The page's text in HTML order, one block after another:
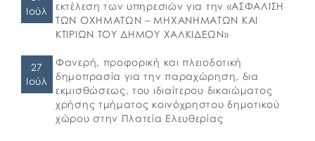
Ιούλ
εκτέλεση των υπηρεσιών για την «ΑΣΦΑΛΙΣΗ
ΤΩΝ ΟΧΗΜΑΤΩΝ – ΜΗΧΑΝΗΜΑΤΩΝ ΚΑΙ
ΚΤΙΡΙΩΝ ΤΟΥ ΔΗΜΟΥ ΧΑΛΚΙΔΕΩΝ»
27
Ιούλ
Φανερή, προφορική και πλειοδοτική
δημοπρασία για την παραχώρηση, δια
εκμισθώσεως, του ιδιαίτερου δικαιώματος
χρήσης τμήματος κοινόχρηστου δημοτικού
χώρου στην Πλατεία Ελευθερίας